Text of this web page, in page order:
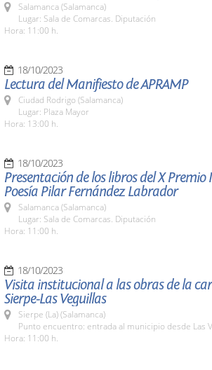
Salamanca (Salamanca)
Lugar: Sala de Comarcas. Diputación
Hora: 11:00 h.
18/10/2023
Lectura del Manifiesto de APRAMP
Ciudad Rodrigo (Salamanca)
Lugar: Plaza Mayor
Hora: 13:00 h.
18/10/2023
Presentación de los libros del X
Poesía Pilar Fernández Labrador
Salamanca (Salamanca)
Lugar: Sala de Comarcas. Diputación
Hora: 11:00 h.
18/10/2023
Visita institucional a las obras de la
Sierpe-Las Veguillas
Sierpe (La) (Salamanca)
Punto encuentro: entrada al municipio desde Las
Hora: 11:00 h.